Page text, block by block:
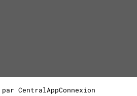
par CentralAppConnexion